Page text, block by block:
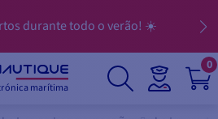
durante todo o verão! ☀️
marítima
0